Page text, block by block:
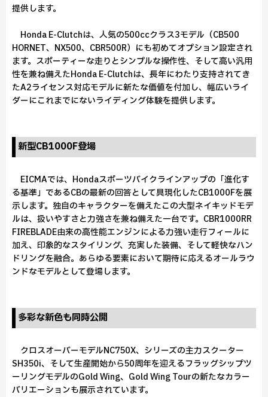
提供します。
Honda E-Clutchは、人気の500ccクラス3モデル（CB500
HORNET、NX500、CBR500R）にも初めてオプション設定され
ます。スポーティーな走りとシンプルな操作性、そして高い汎用
性を兼ね備えたHonda E-Clutchは、長年にわたり支持されてき
たA2ライセンス対応モデルに新たな価値を付加し、幅広いライ
ダーにこれまでにないライディング体験を提供します。
新型CB1000F登場
EICMAでは、Hondaスポーツバイクラインアップの「進化す
る基準」であるCBの最新の回答として具現化したCB1000Fを展
示します。独自のキャラクターを備えたこの大型ネイキッドモデ
ルは、扱いやすさと力強さを兼ね備えた一台です。CBR1000RR
FIREBLADE由来の高性能エンジンによる力強い走行フィールに
加え、印象的なスタイリング、充実した装備、そして軽快なハン
ドリングを融合。あらゆる要素において期待に応えるオールラウ
ンドなモデルとして登場します。
多彩な新色も同時公開
クロスオーバーモデルNC750X、シリーズの主力スクーター
SH350i、そして生産開始から50周年を迎えるフラッグシップツ
ーリングモデルのGold Wing、Gold Wing Tourの新たなカラー
バリエーションも展示されています。